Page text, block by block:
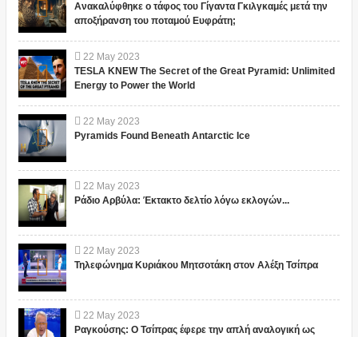
Ανακαλύφθηκε ο τάφος του Γίγαντα Γκιλγκαμές μετά την
αποξήρανση του ποταμού Ευφράτη;
22 May 2023
TESLA KNEW The Secret of the Great Pyramid: Unlimited
Energy to Power the World
22 May 2023
Pyramids Found Beneath Antarctic Ice
22 May 2023
Ράδιο Αρβύλα: Έκτακτο δελτίο λόγω εκλογών...
22 May 2023
Τηλεφώνημα Κυριάκου Μητσοτάκη στον Αλέξη Τσίπρα
22 May 2023
Ραγκούσης: Ο Τσίπρας έφερε την απλή αναλογική ως